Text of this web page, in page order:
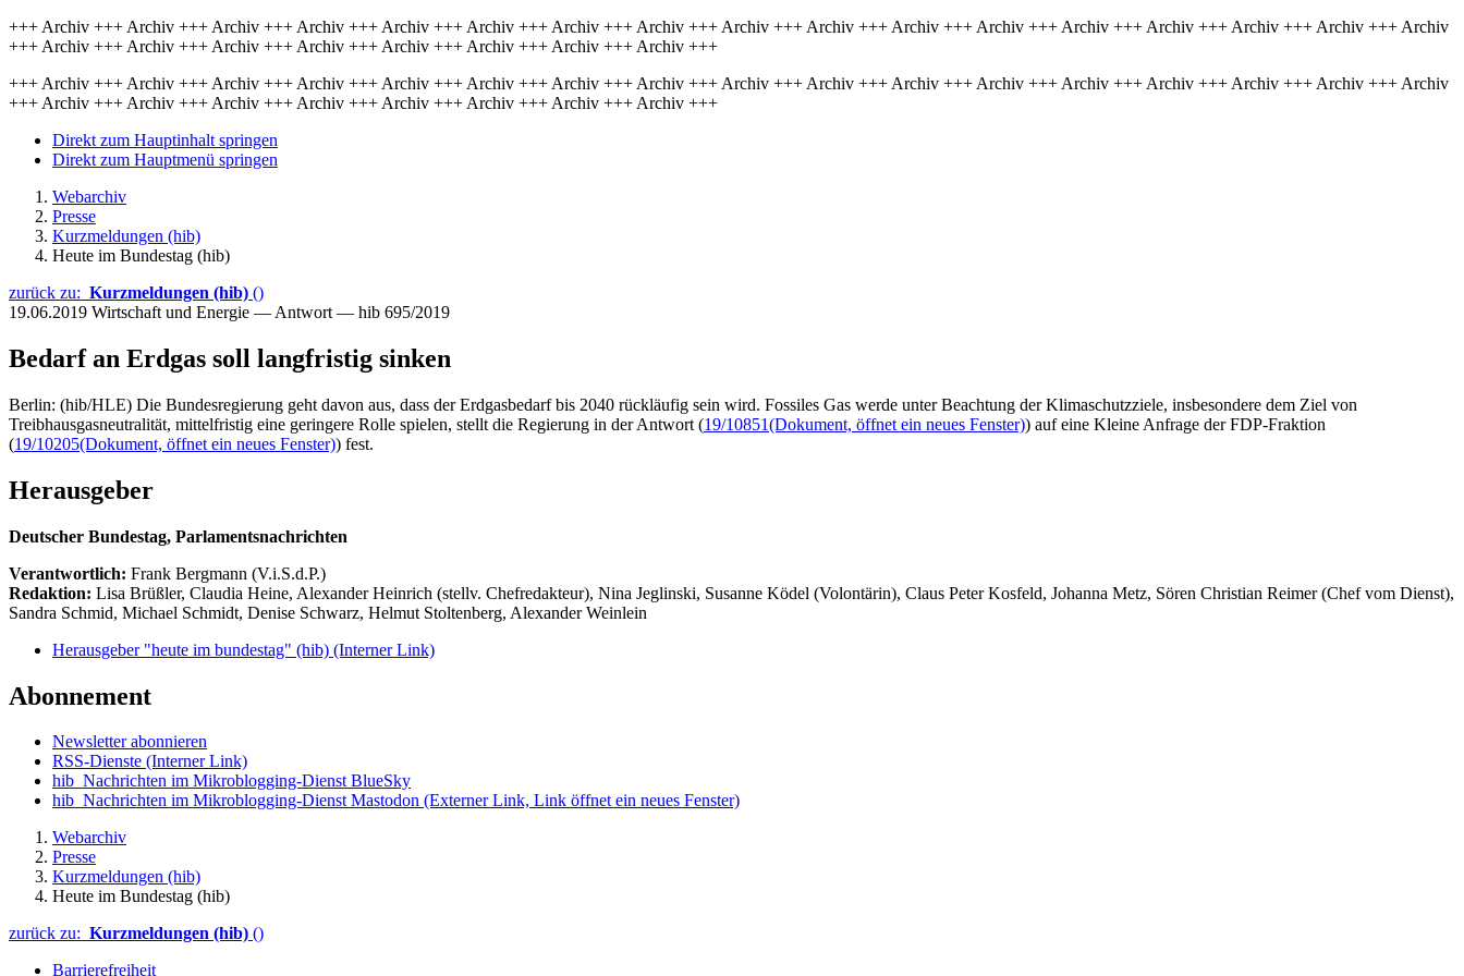
+++ Archiv +++ Archiv +++ Archiv +++ Archiv +++ Archiv +++ Archiv +++ Archiv +++ Archiv +++ Archiv +++ Archiv +++ Archiv +++ Archiv +++ Archiv +++ Archiv +++ Archiv +++ Archiv +++ Archiv
+++ Archiv +++ Archiv +++ Archiv +++ Archiv +++ Archiv +++ Archiv +++ Archiv +++ Archiv +++
+++ Archiv +++ Archiv +++ Archiv +++ Archiv +++ Archiv +++ Archiv +++ Archiv +++ Archiv +++ Archiv +++ Archiv +++ Archiv +++ Archiv +++ Archiv +++ Archiv +++ Archiv +++ Archiv +++ Archiv
+++ Archiv +++ Archiv +++ Archiv +++ Archiv +++ Archiv +++ Archiv +++ Archiv +++ Archiv +++
Direkt zum Hauptinhalt springen
Direkt zum Hauptmenü springen
Webarchiv
Presse
Kurzmeldungen (hib)
Heute im Bundestag (hib)
zurück zu: Kurzmeldungen (hib) ()
19.06.2019 Wirtschaft und Energie — Antwort — hib 695/2019
Bedarf an Erdgas soll langfristig sinken
Berlin: (hib/HLE) Die Bundesregierung geht davon aus, dass der Erdgasbedarf bis 2040 rückläufig sein wird. Fossiles Gas werde unter Beachtung der Klimaschutzziele, insbesondere dem Ziel von
Treibhausgasneutralität, mittelfristig eine geringere Rolle spielen, stellt die Regierung in der Antwort (19/10851(Dokument, öffnet ein neues Fenster)) auf eine Kleine Anfrage der FDP-Fraktion
(19/10205(Dokument, öffnet ein neues Fenster)) fest.
Herausgeber
Deutscher Bundestag, Parlamentsnachrichten
Verantwortlich: Frank Bergmann (V.i.S.d.P.)
Redaktion: Lisa Brüßler, Claudia Heine, Alexander Heinrich (stellv. Chefredakteur), Nina Jeglinski, Susanne Ködel (Volontärin), Claus Peter Kosfeld, Johanna Metz, Sören Christian Reimer (Chef vom Dienst),
Sandra Schmid, Michael Schmidt, Denise Schwarz, Helmut Stoltenberg, Alexander Weinlein
Herausgeber "heute im bundestag" (hib) (Interner Link)
Abonnement
Newsletter abonnieren
RSS-Dienste (Interner Link)
hib_Nachrichten im Mikroblogging-Dienst BlueSky
hib_Nachrichten im Mikroblogging-Dienst Mastodon (Externer Link, Link öffnet ein neues Fenster)
Webarchiv
Presse
Kurzmeldungen (hib)
Heute im Bundestag (hib)
zurück zu: Kurzmeldungen (hib) ()
Barrierefreiheit